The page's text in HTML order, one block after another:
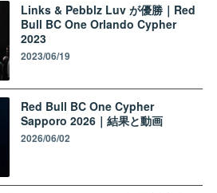
Links & Pebblz Luv が優勝｜Red
Bull BC One Orlando Cypher
2023
2023/06/19
Red Bull BC One Cypher
Sapporo 2026｜結果と動画
2026/06/02